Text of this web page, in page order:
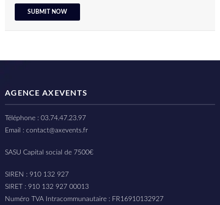
AGENCE AXEVENTS
Téléphone : 03.74.47.23.97
Email : contact@axevents.fr
SASU Capital social de 7500€
SIREN : 910 132 927
SIRET : 910 132 927 00013
Numéro TVA Intracommunautaire : FR16910132927